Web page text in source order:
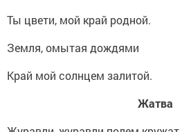
Ты цвети, мой край родной.
Земля, омытая дождями
Край мой солнцем залитой.
Жатва